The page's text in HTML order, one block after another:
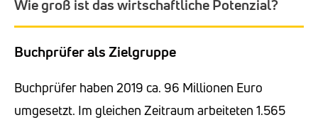
Wie groß ist das wirtschaftliche Potenzial?
Buchprüfer als Zielgruppe
Buchprüfer haben 2019 ca. 96 Millionen Euro
umgesetzt. Im gleichen Zeitraum arbeiteten 1.565